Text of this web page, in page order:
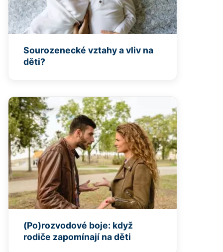
Sourozenecké vztahy a vliv na
děti?
(Po)rozvodové boje: když
rodiče zapomínají na děti